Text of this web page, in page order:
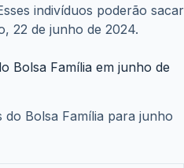
indivíduos poderão sacar
22 de junho de 2024.
Bolsa Família em junho de
do Bolsa Família para junho